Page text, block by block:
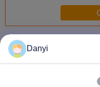
Mais
Danyi